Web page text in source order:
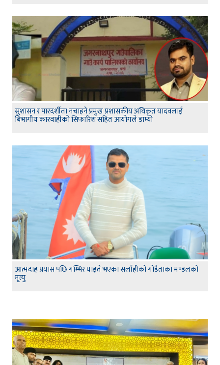
सुशासन र पारदर्शीता नचाहने प्रमुख प्रशासकीय अधिकृत यादवलाई
बिभागीय कारवाहीको सिफारिश सहित आयोगले डाम्यो
आत्मदाह प्रयास पछि गम्भिर घाइते भएका सर्लाहीको गोडैताका मण्डलको
मृत्यु